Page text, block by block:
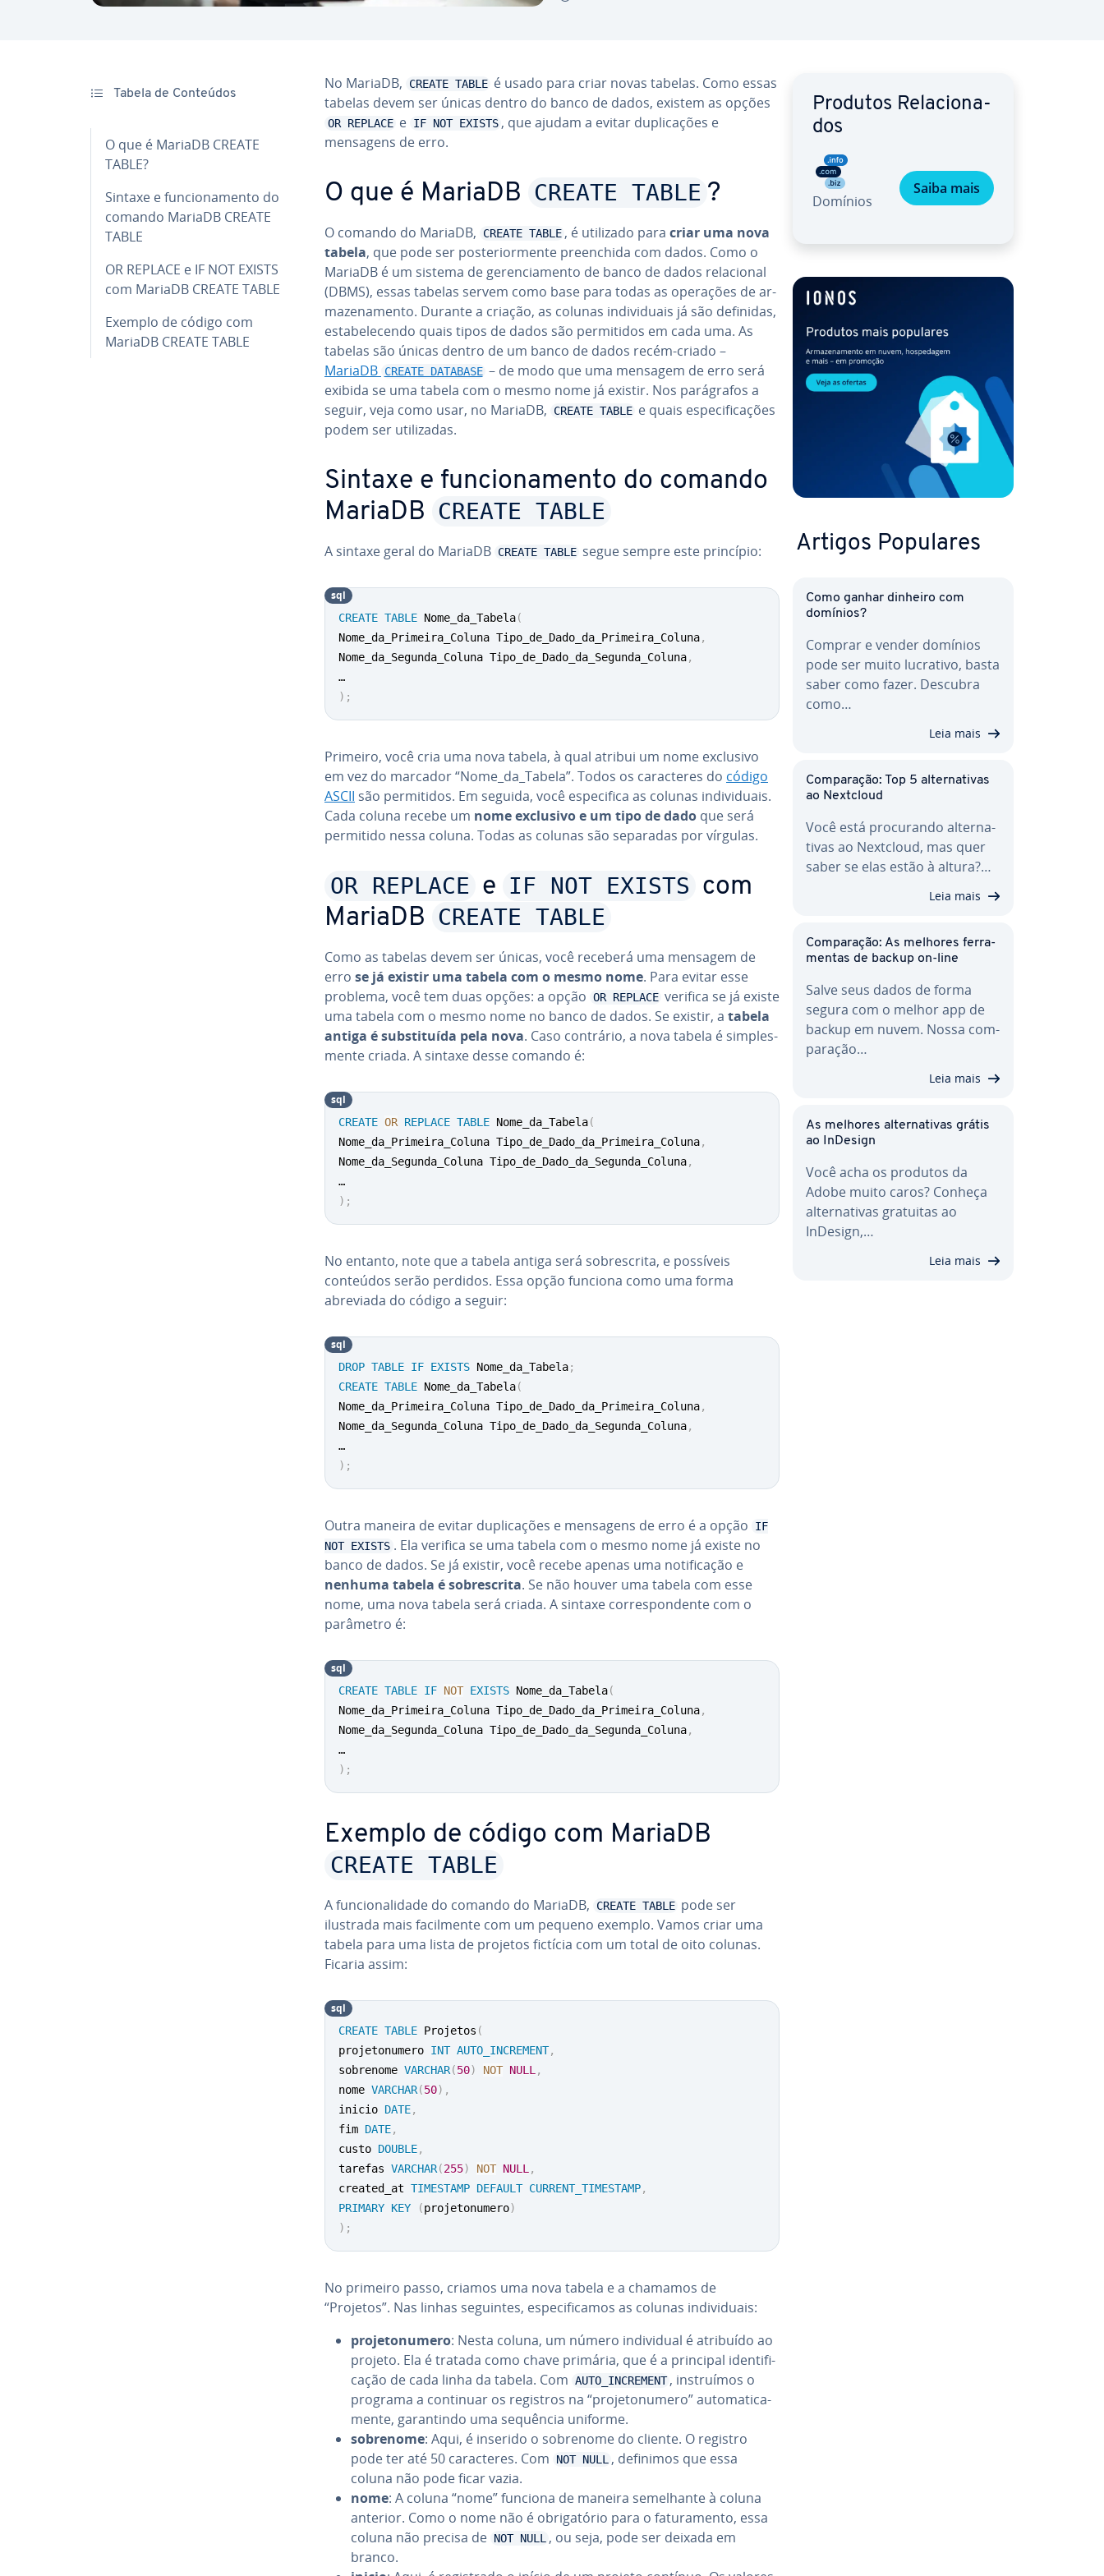
Tabela de Conteúdos
O que é MariaDB CREATE
TABLE?
Sintaxe e fun­ci­o­na­mento do
comando MariaDB CREATE
TABLE
OR REPLACE e IF NOT EXISTS
com MariaDB CREATE TABLE
Exemplo de código com
MariaDB CREATE TABLE
No MariaDB, CREATE TABLE é usado para criar novas tabelas. Como essas
tabelas devem ser únicas dentro do banco de dados, existem as opções
OR REPLACE e IF NOT EXISTS , que ajudam a evitar du­pli­ca­ções e
mensagens de erro.
O que é MariaDB CREATE TABLE ?
O comando do MariaDB, CREATE TABLE , é utilizado para criar uma nova
tabela, que pode ser pos­te­ri­or­mente pre­en­chida com dados. Como o
MariaDB é um sistema de ge­ren­ci­a­mento de banco de dados re­la­ci­o­nal
(DBMS), essas tabelas servem como base para todas as operações de ar­
ma­ze­na­mento. Durante a criação, as colunas in­di­vi­du­ais já são definidas,
es­ta­be­le­cendo quais tipos de dados são per­mi­ti­dos em cada uma. As
tabelas são únicas dentro de um banco de dados recém-criado –
MariaDB CREATE DATABASE – de modo que uma mensagem de erro será
exibida se uma tabela com o mesmo nome já existir. Nos pa­rá­gra­fos a
seguir, veja como usar, no MariaDB,
CREATE TABLE e quais es­pe­ci­fi­ca­ções
podem ser uti­li­za­das.
Sintaxe e fun­ci­o­na­mento do comando
MariaDB CREATE TABLE
A sintaxe geral do MariaDB CREATE TABLE segue sempre este princípio:
CREATE TABLE Nome_da_Tabela(
Nome_da_Primeira_Coluna Tipo_de_Dado_da_Primeira_Coluna,
Nome_da_Segunda_Coluna Tipo_de_Dado_da_Segunda_Coluna,
) ;
sql
Primeiro, você cria uma nova tabela, à qual atribui um nome exclusivo
em vez do marcador “Nome_da_Tabela”. Todos os ca­rac­te­res do código
ASCII são per­mi­ti­dos. Em seguida, você es­pe­ci­fica as colunas in­di­vi­du­ais.
Cada coluna recebe um nome exclusivo e um tipo de dado que será
permitido nessa coluna. Todas as colunas são separadas por vírgulas.
OR REPLACE e IF NOT EXISTS com
MariaDB CREATE TABLE
Como as tabelas devem ser únicas, você receberá uma mensagem de
erro se já existir uma tabela com o mesmo nome. Para evitar esse
problema, você tem duas opções: a opção OR REPLACE verifica se já existe
uma tabela com o mesmo nome no banco de dados. Se existir, a tabela
antiga é subs­ti­tuída pela nova. Caso contrário, a nova tabela é sim­ples­
mente criada. A sintaxe desse comando é:
CREATE OR REPLACE TABLE Nome_da_Tabela(
Nome_da_Primeira_Coluna Tipo_de_Dado_da_Primeira_Coluna,
Nome_da_Segunda_Coluna Tipo_de_Dado_da_Segunda_Coluna,
) ;
sql
No entanto, note que a tabela antiga será so­bres­crita, e possíveis
conteúdos serão perdidos. Essa opção funciona como uma forma
abreviada do código a seguir:
DROP TABLE IF EXISTS Nome_da_Tabela;
CREATE TABLE Nome_da_Tabela(
Nome_da_Primeira_Coluna Tipo_de_Dado_da_Primeira_Coluna,
Nome_da_Segunda_Coluna Tipo_de_Dado_da_Segunda_Coluna,
) ;
sql
Outra maneira de evitar du­pli­ca­ções e mensagens de erro é a opção
IF
NOT EXISTS . Ela verifica se uma tabela com o mesmo nome já existe no
banco de dados. Se já existir, você recebe apenas uma no­ti­fi­ca­ção e
nenhuma tabela é so­bres­crita. Se não houver uma tabela com esse
nome, uma nova tabela será criada. A sintaxe cor­res­pon­dente com o
parâmetro é:
CREATE TABLE IF NOT EXISTS Nome_da_Tabela(
Nome_da_Primeira_Coluna Tipo_de_Dado_da_Primeira_Coluna,
Nome_da_Segunda_Coluna Tipo_de_Dado_da_Segunda_Coluna,
) ;
sql
Exemplo de código com MariaDB
CREATE TABLE
A fun­ci­o­na­li­dade do comando do MariaDB, CREATE TABLE pode ser
ilustrada mais fa­cil­mente com um pequeno exemplo. Vamos criar uma
tabela para uma lista de projetos fictícia com um total de oito colunas.
Ficaria assim:
CREATE TABLE Projetos (
projetonumero INT AUTO_INCREMENT,
sobrenome VARCHAR(50) NOT NULL ,
nome VARCHAR(50) ,
inicio DATE,
fim DATE,
custo DOUBLE,
tarefas VARCHAR(255) NOT NULL ,
created_at TIMESTAMP DEFAULT CURRENT_TIMESTAMP,
PRIMARY KEY (projetonumero)
) ;
sql
No primeiro passo, criamos uma nova tabela e a chamamos de
“Projetos”. Nas linhas seguintes, es­pe­ci­fi­ca­mos as colunas in­di­vi­du­ais:
pro­je­to­nu­mero: Nesta coluna, um número in­di­vi­dual é atribuído ao
projeto. Ela é tratada como chave primária, que é a principal iden­ti­fi­
ca­ção de cada linha da tabela. Com AUTO_INCREMENT , ins­truí­mos o
programa a continuar os registros na “pro­je­to­nu­mero” au­to­ma­ti­ca­
mente, ga­ran­tindo uma sequência uniforme.
sobrenome: Aqui, é inserido o sobrenome do cliente. O registro
pode ter até 50 ca­rac­te­res. Com
NOT NULL , definimos que essa
coluna não pode ficar vazia.
nome: A coluna “nome” funciona de maneira se­me­lhante à coluna
anterior. Como o nome não é obri­ga­tó­rio para o fa­tu­ra­mento, essa
coluna não precisa de NOT NULL , ou seja, pode ser deixada em
branco.
Produtos Re­la­ci­o­na­
dos
Domínios
Saiba mais
Artigos Populares
Como ganhar dinheiro com
domínios?
Comprar e vender domínios
pode ser muito lucrativo, basta
saber como fazer. Descubra
como…
Leia mais
Com­pa­ra­ção: Top 5 al­ter­na­ti­vas
ao Nextcloud
Você está pro­cu­rando al­ter­na­
ti­vas ao Nextcloud, mas quer
saber se elas estão à altura?…
Leia mais
Com­pa­ra­ção: As melhores fer­ra­
men­tas de backup on-line
Salve seus dados de forma
segura com o melhor app de
backup em nuvem. Nossa com­
pa­ra­ção…
Leia mais
As melhores al­ter­na­ti­vas grátis
ao InDesign
Você acha os produtos da
Adobe muito caros? Conheça
al­ter­na­ti­vas gratuitas ao
InDesign,…
Leia mais